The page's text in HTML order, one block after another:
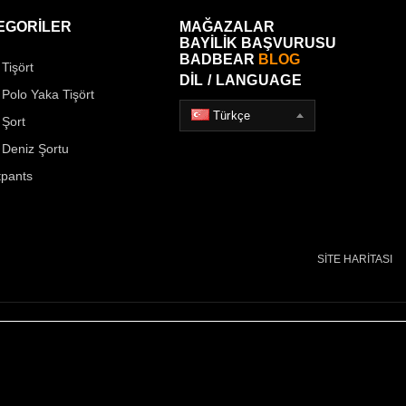
Yaka Tişört
Şortu
MAĞAZALAR
BAYİLİK BAŞVURUSU
BADBEAR BLOG
DİL / LANGUAGE
Türkçe
SİTE HARİTASI